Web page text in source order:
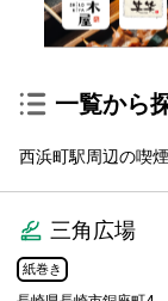
一覧から
西浜町駅周辺の喫
三角広場
紙巻き